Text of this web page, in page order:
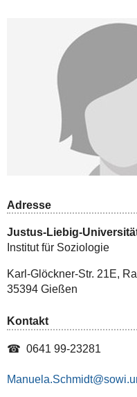
Adresse
Justus-Liebig-
Institut für Soziologie
Karl-Glöckner-Str. 21E,
35394 Gießen
Kontakt
☎ 0641 99-23281
Manuela.Schmidt